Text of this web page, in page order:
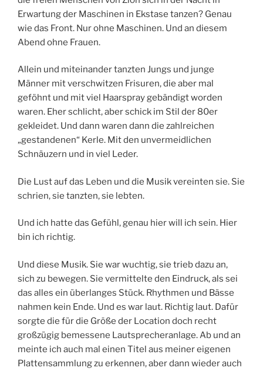
Erwartung der Maschinen in Ekstase tanzen? Genau
wie das Front. Nur ohne Maschinen. Und an diesem
Abend ohne Frauen.
Allein und miteinander tanzten Jungs und junge
Männer mit verschwitzen Frisuren, die aber mal
geföhnt und mit viel Haarspray gebändigt worden
waren. Eher schlicht, aber schick im Stil der 80er
gekleidet. Und dann waren dann die zahlreichen
„gestandenen“ Kerle. Mit den unvermeidlichen
Schnäuzern und in viel Leder.
Die Lust auf das Leben und die Musik vereinten sie. Sie
schrien, sie tanzten, sie lebten.
Und ich hatte das Gefühl, genau hier will ich sein. Hier
bin ich richtig.
Und diese Musik. Sie war wuchtig, sie trieb dazu an,
sich zu bewegen. Sie vermittelte den Eindruck, als sei
das alles ein überlanges Stück. Rhythmen und Bässe
nahmen kein Ende. Und es war laut. Richtig laut. Dafür
sorgte die für die Größe der Location doch recht
großzügig bemessene Lautsprecheranlage. Ab und an
meinte ich auch mal einen Titel aus meiner eigenen
Plattensammlung zu erkennen, aber dann wieder auch